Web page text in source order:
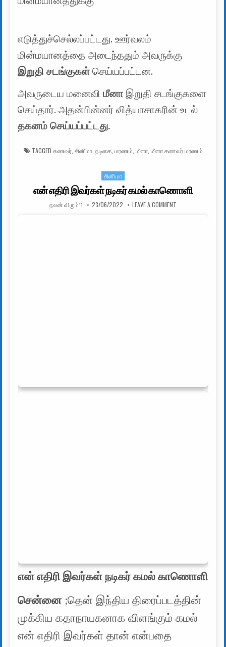
எடுத்துச்செல்லப்பட்டது. ஊர்வலம்
மின்மயானத்தை அடைந்ததும் அவருக்கு
இறுதி சடங்குகள்செய்யப்பட்டன.
அவருடைய மனைவிமீனாஇறுதி சடங்குகளை
செய்தார். அதன்பின்னர் வித்யாசாகரின் உடல்
தகனம் செய்யப்பட்டது.
TAGGED கணவர், சினிமா, நடிகை, மரணம் மீனா, மீனா கணவர் மரணம்
Posted in
சினிமா
என் எதிரி இவர்கள் நடிகர் கமல் காணொளி
AUTHOR:
நலன் விரும்பி PUBLISHED DATE:
23/06/2022 LEAVE A COMMENT
என் எதிரி இவர்கள் நடிகர் கமல் காணொளி
சென்னை;தென் இந்திய திரைப்படத்தின்
முக்கிய கதாநாயகனாக விளங்கும் கமல்
என்எதிரி இவர்கள் தான் என்பதை